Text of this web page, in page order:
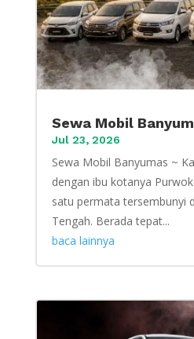
Sewa Mobil
Jul 23, 2026
Sewa Mobil Banyumas ~
dengan ibu kotanya
satu permata tersembunyi
Tengah. Berada tepat...
baca lainnya